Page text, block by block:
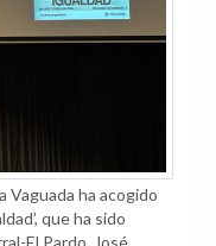
Vaguada ha acogido
que ha sido